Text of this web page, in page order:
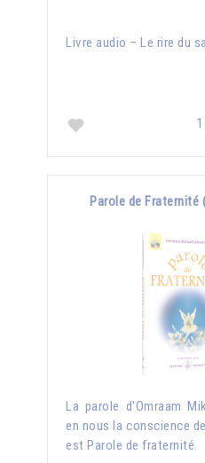
Livre audio – Le rire du
Parole de
La parole d'Omraam
en nous la conscience
est Parole de fraternité.